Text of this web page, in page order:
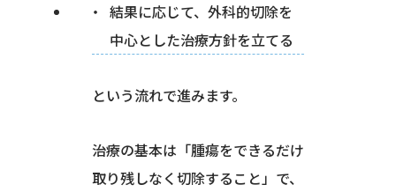
結果に応じて、外科的切除を
中心とした治療方針を立てる
という流れで進みます。
治療の基本は「腫瘍をできるだけ
取り残しなく切除すること」で、